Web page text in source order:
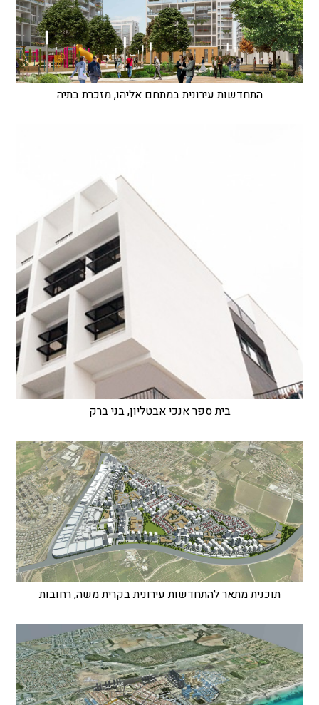
התחדשות עירונית במתחם אליהו, מזכרת בתיה
בית ספר אנכי אבטליון, בני ברק
תוכנית מתאר להתחדשות עירונית בקרית משה, רחובות